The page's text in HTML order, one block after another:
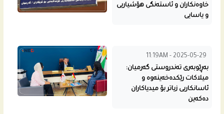
خاوەنکاران و ئاستەنگی هۆشیاریی
و یاسایی
11:19AM - 2025-05-29
بەڕێوبەری تەندروستی گەرمیان:
میلاکات رێکدەخەینەوە و
ئاسانکاریی زیاتر بۆ میدیاکاران
دەکەین